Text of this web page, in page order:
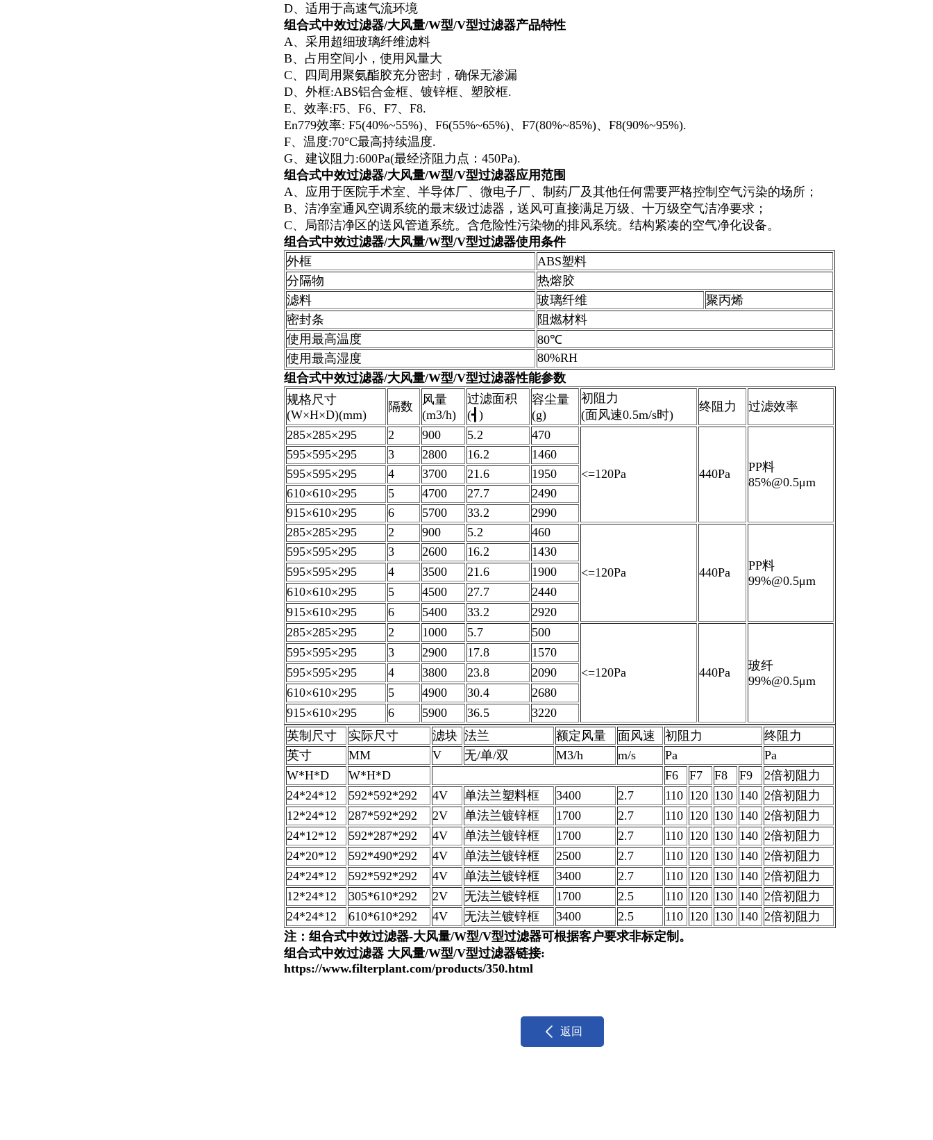
D、适用于高速气流环境
组合式中效过滤器/大风量/W型/V型过滤器产品特性
A、采用超细玻璃纤维滤料
B、占用空间小，使用风量大
C、四周用聚氨酯胶充分密封，确保无渗漏
D、外框:ABS铝合金框、镀锌框、塑胶框.
E、效率:F5、F6、F7、F8.
En779效率: F5(40%~55%)、F6(55%~65%)、F7(80%~85%)、F8(90%~95%).
F、温度:70°C最高持续温度.
G、建议阻力:600Pa(最经济阻力点：450Pa).
组合式中效过滤器/大风量/W型/V型过滤器应用范围
A、应用于医院手术室、半导体厂、微电子厂、制药厂及其他任何需要严格控制空气污染的场所；
B、洁净室通风空调系统的最末级过滤器，送风可直接满足万级、十万级空气洁净要求；
C、局部洁净区的送风管道系统。含危险性污染物的排风系统。结构紧凑的空气净化设备。
组合式中效过滤器/大风量/W型/V型过滤器使用条件
外框
ABS塑料
分隔物
热熔胶
滤料
玻璃纤维
聚丙烯
密封条
阻燃材料
使用最高温度
80℃
使用最高湿度
80%RH
组合式中效过滤器/大风量/W型/V型过滤器性能参数
规格尺寸
(W×H×D)(mm)
隔数
风量
(m3/h)
过滤面积
(┫)
容尘量
(g)
初阻力
(面风速0.5m/s时)
终阻力 过滤效率
285×285×295 2 900 5.2 470
<=120Pa 440Pa
PP料
85%@0.5μm
595×595×295 3 2800 16.2
1460
595×595×295
4 3700 21.6
1950
610×610×295
5 4700 27.7
2490
915×610×295
6 5700 33.2
2990
285×285×295
2 900 5.2 460
<=120Pa 440Pa
PP料
99%@0.5μm
595×595×295 3 2600 16.2
1430
595×595×295
4 3500 21.6
1900
610×610×295
5 4500 27.7
2440
915×610×295
6 5400 33.2
2920
285×285×295
2 1000 5.7 500
<=120Pa 440Pa
玻纤
99%@0.5μm
595×595×295 3 2900 17.8
1570
595×595×295
4 3800 23.8
2090
610×610×295
5 4900 30.4
2680
915×610×295
6 5900 36.5
3220
英制尺寸
实际尺寸 滤块 法兰 额定风量 面风速 初阻力
终阻力
英寸
MM V 无/单/双 M3/h m/s Pa
Pa
W*H*D
W*H*D F6 F7 F8 F9
2倍初阻力
24*24*12
592*592*292 4V 单法兰塑料框 3400 2.7 110 120 130 140 2倍初阻力
12*24*12
287*592*292 2V 单法兰镀锌框 1700 2.7 110 120 130 140 2倍初阻力
24*12*12
592*287*292 4V 单法兰镀锌框 1700 2.7 110 120 130 140 2倍初阻力
24*20*12
592*490*292 4V 单法兰镀锌框 2500 2.7 110 120 130 140 2倍初阻力
24*24*12
592*592*292 4V 单法兰镀锌框 3400 2.7 110 120 130 140 2倍初阻力
12*24*12
305*610*292 2V 无法兰镀锌框 1700 2.5 110 120 130 140 2倍初阻力
24*24*12
610*610*292 4V 无法兰镀锌框 3400 2.5 110 120 130 140 2倍初阻力
注：组合式中效过滤器-大风量/W型/V型过滤器可根据客户要求非标定制。
组合式中效过滤器 大风量/W型/V型过滤器链接:
https://www.filterplant.com/products/350.html
返回